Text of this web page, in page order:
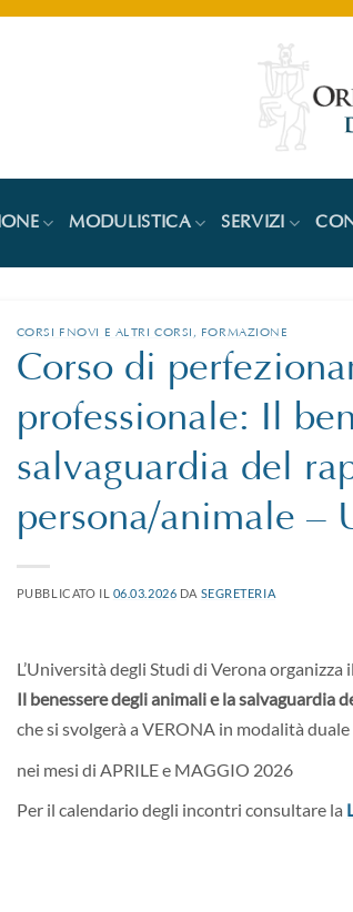
MODULISTICA SERVIZI
CORSI FNOVI E ALTRI CORSI , FORMAZIONE
Corso di
professionale: Il
salvaguardia del
persona/animale –
PUBBLICATO IL 06.03.2026 DA SEGRETERIA
L’Università degli Studi di Verona
Il benessere degli animali e la
che si svolgerà a VERONA in modalità
nei mesi di APRILE e MAGGIO 2026
Per il calendario degli incontri consultare la